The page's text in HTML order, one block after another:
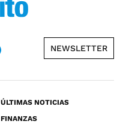
NEWSLETTER
ÚLTIMAS NOTICIAS
FINANZAS